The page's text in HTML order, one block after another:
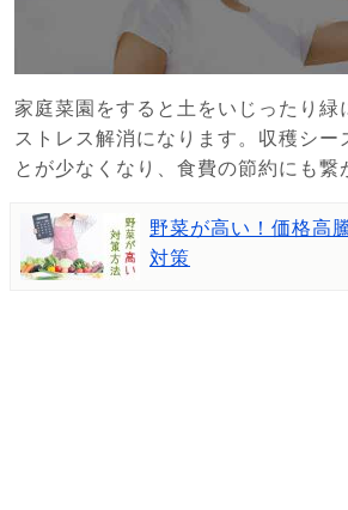
家庭菜園をすると土をいじったり緑
ストレス解消になります。収穫シー
とが少なくなり、食費の節約にも繋
野菜が高い！価格高
対策